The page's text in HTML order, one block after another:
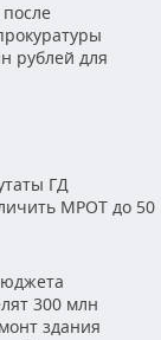
рублей для
ГД
МРОТ до 50
300 млн
здания